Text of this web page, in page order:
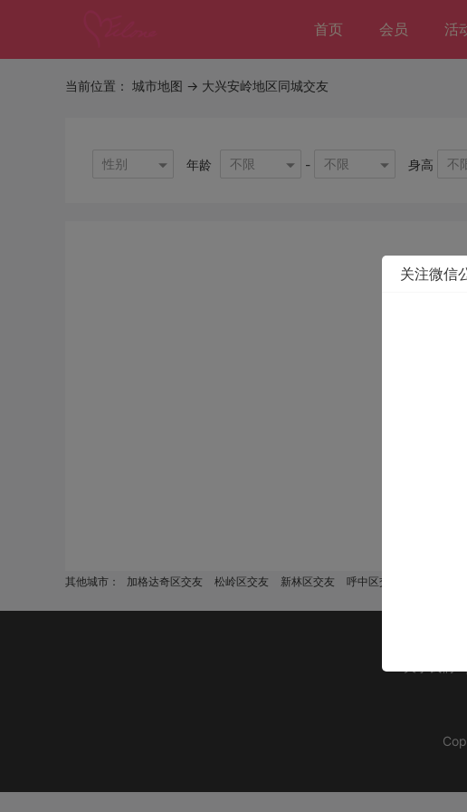
首页 会员 活
当前位置： 城市地图 -> 大兴安岭地区同城交友
性别 年龄 不限 - 不限 身高 不
其他城市： 加格达奇区交友 松岭区交友 新林区交友 呼中区交友
关注微信